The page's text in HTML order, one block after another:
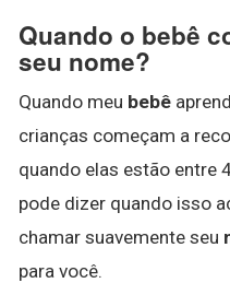
Quando o bebê
seu nome?
Quando meu bebê
crianças começam a
quando elas estão entre
pode dizer quando isso
chamar suavemente seu
para você.